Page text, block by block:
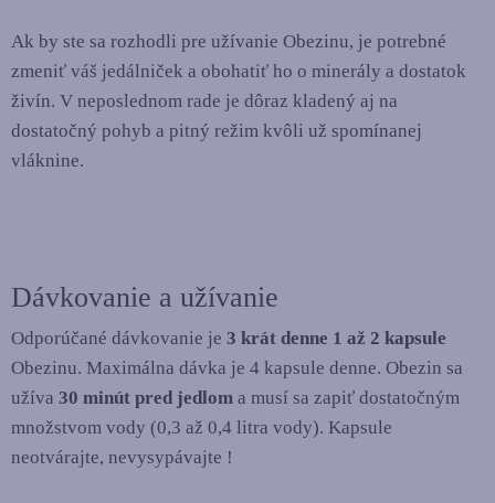
Ak by ste sa rozhodli pre užívanie Obezinu, je potrebné
zmeniť váš jedálniček a obohatiť ho o minerály a dostatok
živín. V neposlednom rade je dôraz kladený aj na
dostatočný pohyb a pitný režim kvôli už spomínanej
vláknine.
Dávkovanie a užívanie
Odporúčané dávkovanie je 3 krát denne 1 až 2 kapsule
Obezinu. Maximálna dávka je 4 kapsule denne. Obezin sa
užíva 30 minút pred jedlom a musí sa zapiť dostatočným
množstvom vody (0,3 až 0,4 litra vody). Kapsule
neotvárajte, nevysypávajte !